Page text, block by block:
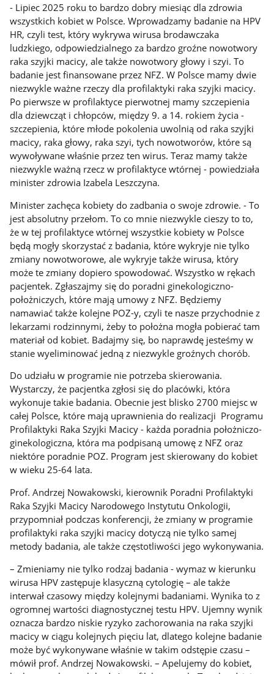
- Lipiec 2025 roku to bardzo dobry miesiąc dla zdrowia
wszystkich kobiet w Polsce. Wprowadzamy badanie na HPV
HR, czyli test, który wykrywa wirusa brodawczaka
ludzkiego, odpowiedzialnego za bardzo groźne nowotwory
raka szyjki macicy, ale także nowotwory głowy i szyi. To
badanie jest finansowane przez NFZ. W Polsce mamy dwie
niezwykle ważne rzeczy dla profilaktyki raka szyjki macicy.
Po pierwsze w profilaktyce pierwotnej mamy szczepienia
dla dziewcząt i chłopców, między 9. a 14. rokiem życia -
szczepienia, które młode pokolenia uwolnią od raka szyjki
macicy, raka głowy, raka szyi, tych nowotworów, które są
wywoływane właśnie przez ten wirus. Teraz mamy także
niezwykle ważną rzecz w profilaktyce wtórnej - powiedziała
minister zdrowia Izabela Leszczyna.
Minister zachęca kobiety do zadbania o swoje zdrowie. - To
jest absolutny przełom. To co mnie niezwykle cieszy to to,
że w tej profilaktyce wtórnej wszystkie kobiety w Polsce
będą mogły skorzystać z badania, które wykryje nie tylko
zmiany nowotworowe, ale wykryje także wirusa, który
może te zmiany dopiero spowodować. Wszystko w rękach
pacjentek. Zgłaszajmy się do poradni ginekologiczno-
położniczych, które mają umowy z NFZ. Będziemy
namawiać także kolejne POZ-y, czyli te nasze przychodnie z
lekarzami rodzinnymi, żeby to położna mogła pobierać tam
materiał od kobiet. Badajmy się, bo naprawdę jesteśmy w
stanie wyeliminować jedną z niezwykle groźnych chorób.
Do udziału w programie nie potrzeba skierowania.
Wystarczy, że pacjentka zgłosi się do placówki, która
wykonuje takie badania. Obecnie jest blisko 2700 miejsc w
całej Polsce, które mają uprawnienia do realizacji Programu
Profilaktyki Raka Szyjki Macicy - każda poradnia położniczo-
ginekologiczna, która ma podpisaną umowę z NFZ oraz
niektóre poradnie POZ. Program jest skierowany do kobiet
w wieku 25-64 lata.
Prof. Andrzej Nowakowski, kierownik Poradni Profilaktyki
Raka Szyjki Macicy Narodowego Instytutu Onkologii,
przypomniał podczas konferencji, że zmiany w programie
profilaktyki raka szyjki macicy dotyczą nie tylko samej
metody badania, ale także częstotliwości jego wykonywania.
– Zmieniamy nie tylko rodzaj badania - wymaz w kierunku
wirusa HPV zastępuje klasyczną cytologię – ale także
interwał czasowy między kolejnymi badaniami. Wynika to z
ogromnej wartości diagnostycznej testu HPV. Ujemny wynik
oznacza bardzo niskie ryzyko zachorowania na raka szyjki
macicy w ciągu kolejnych pięciu lat, dlatego kolejne badanie
może być wykonywane właśnie w takim odstępie czasu –
mówił prof. Andrzej Nowakowski. – Apelujemy do kobiet,